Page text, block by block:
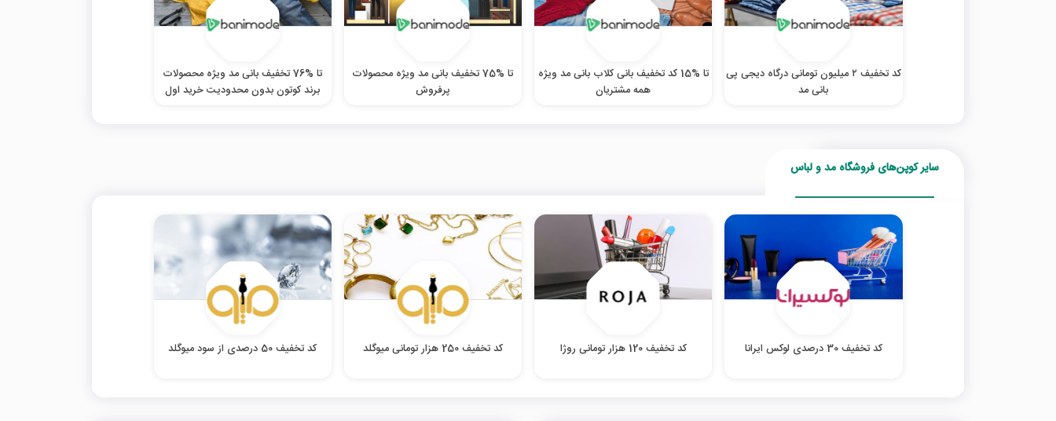
کد تخفیف ۲ میلیون تومانی درگاه دیجی پی
بانی مد
تا %15 کد تخفیف بانی کلاب بانی مد ویژه
همه مشتریان
تا %75 تخفیف بانی مد ویژه محصولات
پرفروش
تا %76 تخفیف بانی مد ویژه محصولات
برند کوتون بدون محدودیت خرید اول
سایر کوپن‌های فروشگاه مد و لباس
کد تخفیف 30 درصدی لوکس ایرانا کد تخفیف 120 هزار تومانی روژا کد تخفیف 250 هزار تومانی میوگلد کد تخفیف 50 درصدی از سود میوگلد